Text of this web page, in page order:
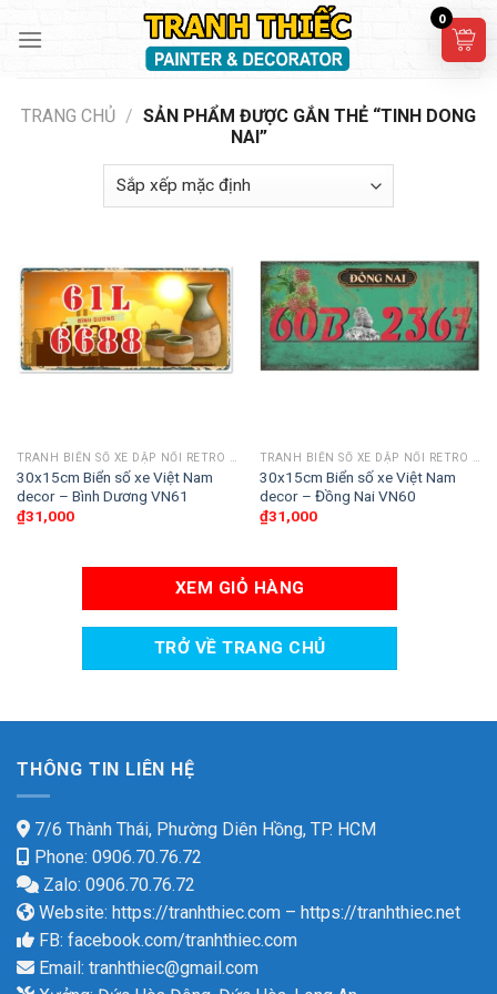
TRANG CHỦ / SẢN PHẨM ĐƯỢC GẮN THẺ “TINH DONG
NAI”
30x15cm Biển số xe Việt Nam
decor – Bình Dương VN61
₫31,000
30x15cm Biển số xe Việt Nam
decor – Đồng Nai VN60
₫31,000
XEM GIỎ HÀNG
TRỞ VỀ TRANG CHỦ
THÔNG TIN LIÊN HỆ
7/6 Thành Thái, Phường Diên Hồng, TP. HCM
Phone: 0906.70.76.72
Zalo: 0906.70.76.72
Website: https://tranhthiec.com – https://tranhthiec.net
FB: facebook.com/tranhthiec.com
Email: tranhthiec@gmail.com
0